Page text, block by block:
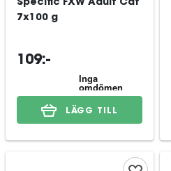
Specific FXW Adult Cat
7x100 g
109:-
LÄGG TILL